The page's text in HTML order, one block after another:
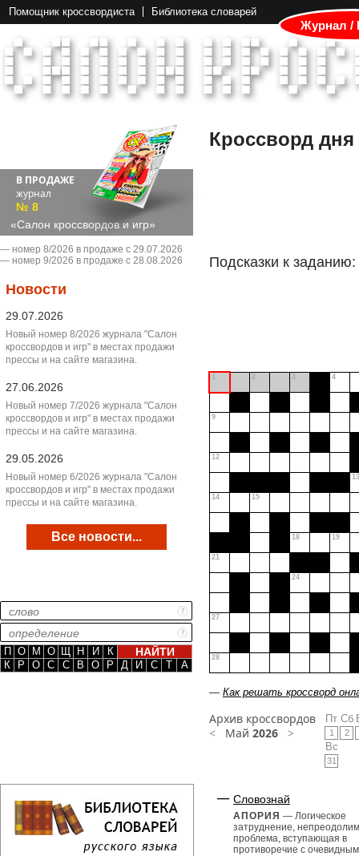
Помощник кроссвордиста Библиотека словарей
Журнал /
В ПРОДАЖЕ
журнал
№ 8
«Салон кроссвордов и игр»
― номер 8/2026 в продаже с 29.07.2026
― номер 9/2026 в продаже с 28.08.2026
Новости
29.07.2026
Новый номер 8/2026 журнала "Салон
кроссвордов и игр" в местах продажи
прессы и на сайте магазина.
27.06.2026
Новый номер 7/2026 журнала "Салон
кроссвордов и игр" в местах продажи
прессы и на сайте магазина.
29.05.2026
Новый номер 6/2026 журнала "Салон
кроссвордов и игр" в местах продажи
прессы и на сайте магазина.
Все новости...
П О М О Щ Н И
К
К
Р О С С В О Р Д И С Т А
Кроссворд дня
Подсказки к заданию:
1 2 3 4
9
12
13
14 15
18 19
21
24
27
28
— Как решать кроссворд
Архив кроссвордов
< Май 2026 >
Пт
1
Сб
2
Вс
31
Словознай
АПОРИЯ — Логическое
затруднение,
проблема, вступающая в
противоречие с